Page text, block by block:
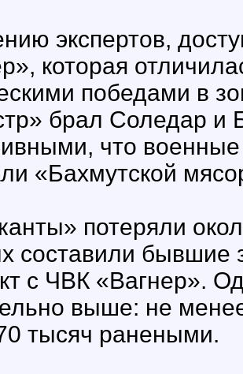
экспертов,
которая
победами в
брал Соледар и
что
«Бахмутской
потеряли
составили
с ЧВК «Вагнер».
выше: не
тысяч ранеными.